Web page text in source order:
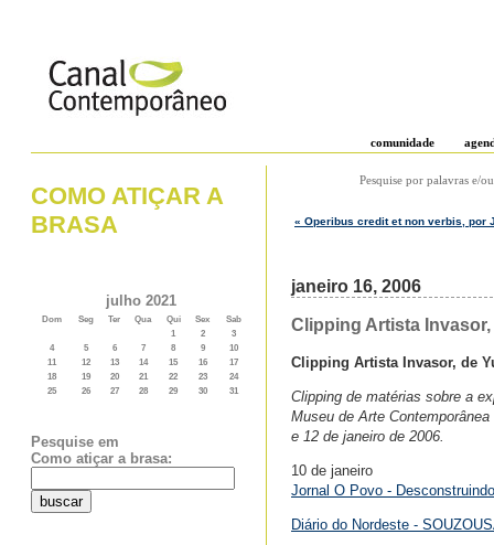
comunidade
COMO ATIÇAR A
BRASA
julho 2021
Dom Seg Ter Qua Qui Sex
Sab
1
2
3
4
5 6 7 8 9
10
11
12 13 14 15 16
17
18
19 20 21 22 23
24
25
26 27 28 29 30 31
Pesquise em
Como atiçar a brasa:
Pesquise por palavras e/
« Operibus credit et non verbis, por
janeiro 16, 2006
Clipping Artista Invasor,
Clipping Artista Invasor, de
Clipping de matérias sobre a
Museu de Arte
e 12 de janeiro de 2006.
10 de janeiro
Jornal O Povo -
Diário do Nordeste -